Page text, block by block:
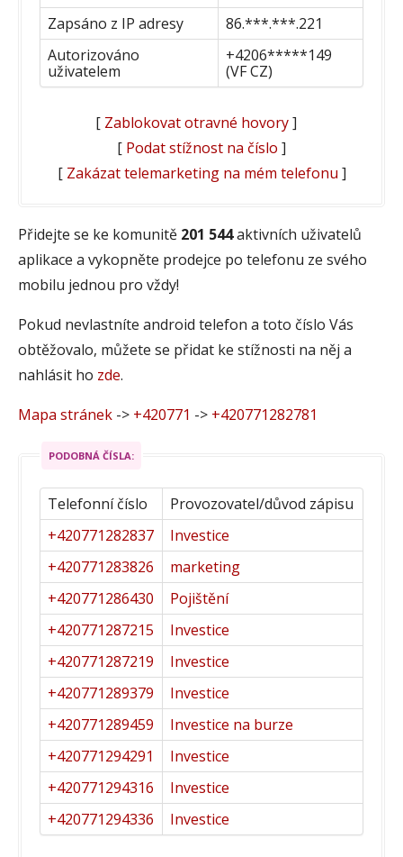
Zapsáno z IP adresy
86.***.***.221
Autorizováno
uživatelem
+4206*****149
(VF CZ)
[ Zablokovat otravné hovory]
[ Podat stížnost na číslo ]
[ Zakázat telemarketing na mém telefonu ]
Přidejte se ke komunitě 201 544aktivních uživatelů
aplikace a vykopněte prodejce po telefonu ze svého
mobilu jednou pro vždy!
Pokud nevlastníte android telefon a toto číslo Vás
obtěžovalo, můžete se přidat ke stížnosti na něj a
nahlásit ho zde.
Mapa stránek -> +420771 -> +420771282781
PODOBNÁ ČÍSLA:
Telefonní číslo
Provozovatel/důvod zápisu
+420771282837
Investice
+420771283826
marketing
+420771286430
Pojištění
+420771287215
Investice
+420771287219
Investice
+420771289379
Investice
+420771289459
Investice na burze
+420771294291
Investice
+420771294316
Investice
+420771294336
Investice